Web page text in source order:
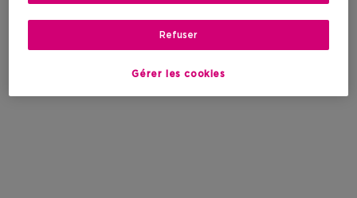
Gérer les cookies
Refuser